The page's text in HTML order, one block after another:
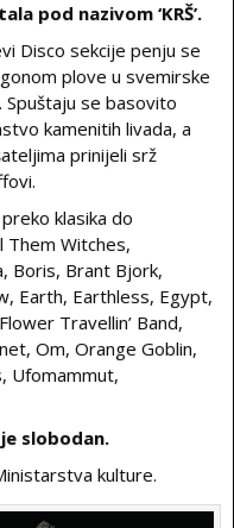
pod nazivom ‘KRŠ’.
Disco sekcije penju se
plove u svemirske
se basovito
kamenitih livada, a
prinijeli srž
klasika do
Them Witches,
Boris, Brant Bjork,
Earth, Earthless, Egypt,
Travellin’ Band,
Om, Orange Goblin,
Ufomammut,
slobodan.
kulture.